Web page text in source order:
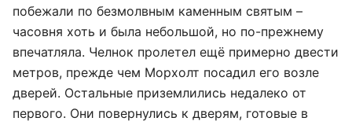
побежали по безмолвным каменным святым –
часовня хоть и была небольшой, но по-прежнему
впечатляла. Челнок пролетел ещё примерно двести
метров, прежде чем Морхолт посадил его возле
дверей. Остальные приземлились недалеко от
первого. Они повернулись к дверям, готовые в